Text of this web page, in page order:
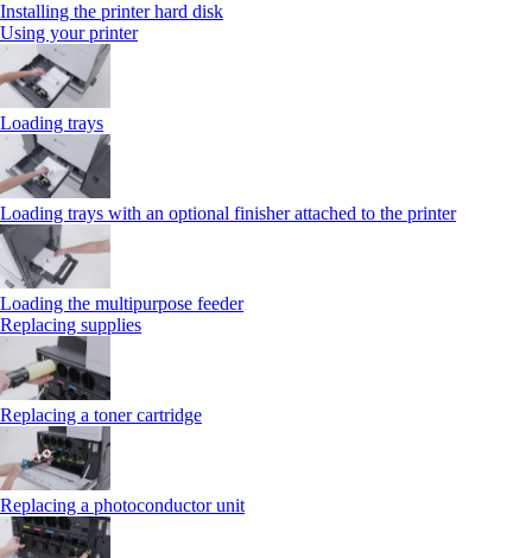
Installing the printer hard disk
Using your printer
Loading trays
Loading trays with an optional finisher attached to the printer
Loading the multipurpose feeder
Replacing supplies
Replacing a toner cartridge
Replacing a photoconductor unit